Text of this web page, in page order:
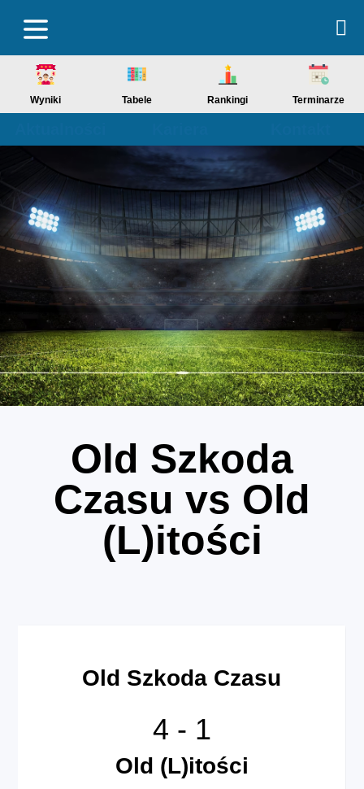
Wyniki Tabele Rankingi Terminarze
Old Szkoda
Czasu vs Old
(L)itości
Old Szkoda Czasu
Old (L)itości
4 - 1